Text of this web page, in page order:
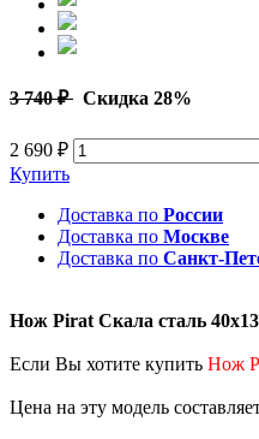
3 740 ₽ Скидка 28%
2 690 ₽
Купить
Доставка по России
Доставка по Москве
Доставка по Санкт-
Нож Pirat Скала сталь
Если Вы хотите купить Нож
Цена на эту модель